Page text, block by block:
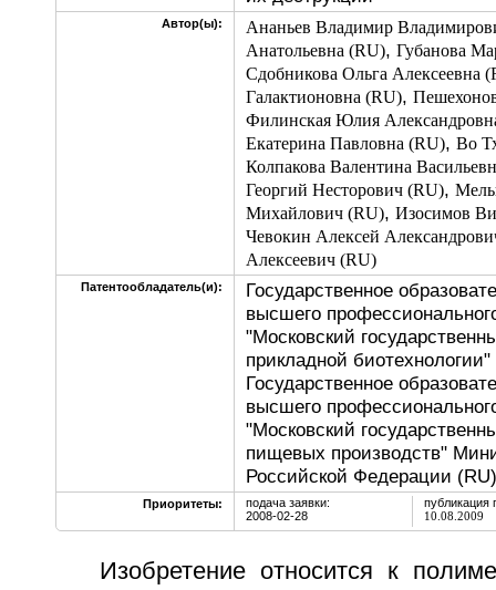
Автор(ы):
Ананьев Владимир
Анатольевна (RU), Губанова
Сдобникова Ольга Алексеевна
Галактионовна (RU),
Филинская Юлия
Екатерина Павловна (RU), Во
Колпакова Валентина
Георгий Несторович (RU),
Михайлович (RU), Изосимов
Чевокин Алексей
Алексеевич (RU)
Патентообладатель(и):
Государственное
высшего
"Московский
прикладной
Государственное
высшего
"Московский
пищевых производств"
Российской Федерации (RU)
Приоритеты:
подача заявки:
2008-02-28
публикация
10.08.2009
Изобретение относится к